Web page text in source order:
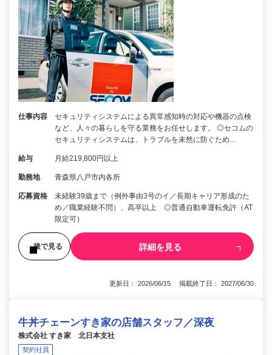
仕事内容
セキュリティシステムによる異常感知時の対応や機器の点検
など、人々の暮らしを守る業務をお任せします。 ◎セコムの
セキュリティシステムは、トラブルを未然に防ぐため…
給与 月給219,800円以上
勤務地 青森県八戸市内各所
応募資格
未経験39歳まで（例外事由3号のイ／長期キャリア形成のた
め／職業経験不問）、高卒以上 ◎普通自動車運転免許（AT
限定可）
後で見る 詳細を見る
更新日： 2026/06/15 掲載終了日： 2027/06/30
牛丼チェーンすき家の店舗スタッフ／深夜
株式会社 すき家 北日本支社
契約社員